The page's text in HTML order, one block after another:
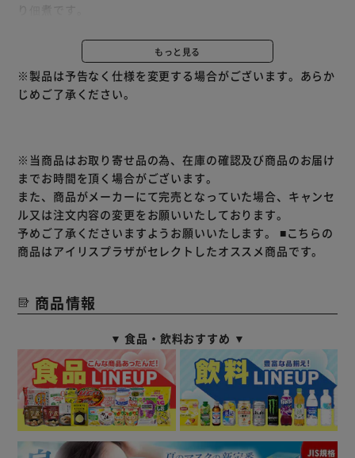
辛のり：のり佃煮に相性のよい青唐辛子を併せました。
もっと見る
※製品は予告なく仕様を変更する場合がございます。あらか
じめご了承ください。
※当商品はお取り寄せ品の為、在庫の確認及び商品のお届け
までお時間を頂く場合がございます。
また、商品がメーカーにて完売となっていた場合、キャンセ
ル又は注文内容の変更をお願いいたしております。
予めご了承くださいますようお願いいたします。 ■こちらの
商品はアイリスプラザがセレクトしたオススメ商品です。
商品情報
▼ 食品・飲料おすすめ ▼